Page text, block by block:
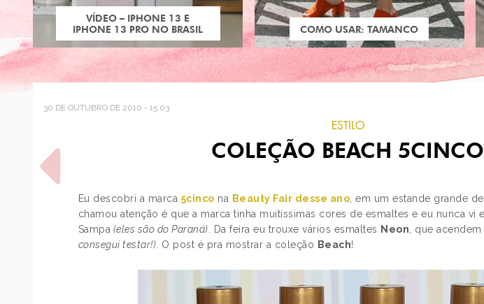
VÍDEO – IPHONE 13 E
IPHONE 13 PRO NO BRASIL
COMO USAR: TAMANCO
30 DE OUTUBRO DE 2010 - 15:03
ESTILO
COLEÇÃO BEACH 5CINCO
Eu descobri a marca 5cinco na Beauty Fair desse ano , em um estande grande
chamou atenção é que a marca tinha muitíssimas cores de esmaltes e eu nunca vi
Sampa (eles são do Paraná) . Da feira eu trouxe vários esmaltes Neon , que
consegui testar!) . O post é pra mostrar a coleção Beach!
POST ANTERIOR
LOOK DO DIA: T-SHIRT E